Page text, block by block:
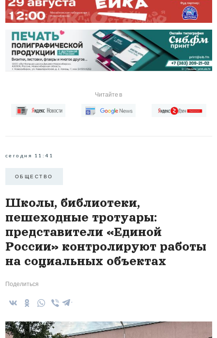
Читайте в
сегодня 11:41
ОБЩЕСТВО
Школы, библиотеки,
пешеходные тротуары:
представители «Единой
России» контролируют работы
на социальных объектах
Поделиться